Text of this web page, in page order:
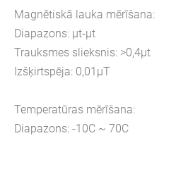
Magnētiskā lauka mērīšana:
Diapazons: μt-μt
Trauksmes slieksnis: >0,4μt
Izšķirtspēja: 0,01μT
Temperatūras mērīšana:
Diapazons: -10C ~ 70C